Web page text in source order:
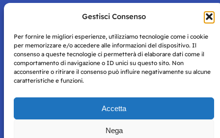
Gestisci Consenso
Per fornire le migliori esperienze, utilizziamo tecnologie come i cookie
per memorizzare e/o accedere alle informazioni del dispositivo. Il
consenso a queste tecnologie ci permetterà di elaborare dati come il
comportamento di navigazione o ID unici su questo sito. Non
acconsentire o ritirare il consenso può influire negativamente su alcune
caratteristiche e funzioni.
Accetta
Nega
tessera di Storie Campane, libri e magazine gratis
e inviti ad eventi esclusivi!
Storie di Napoli è una testata registrata presso il tribunale di
per mero scopo didattico e informativo.